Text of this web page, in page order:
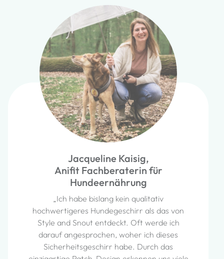
Gloria Volkheimer,
Fiffi&Struppi
„Bei ängstlichen Hunden ist es oft ein
schwieriger Kompromiss, eine zuverlässige
Sicherung umzusetzen und dem Hund
dennoch die Bewegungsfreiheit zu geben,
die er für seine Entwicklung braucht. Mit der
Sicherungskoppel hat man dafür ein sehr